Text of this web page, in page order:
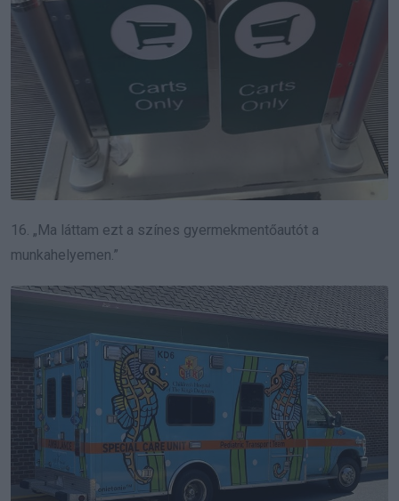
16. „Ma láttam ezt a színes gyermekmentőautót a
munkahelyemen.”